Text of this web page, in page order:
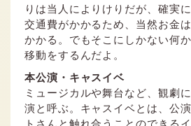
りは当人によりけりだが、確実
交通費がかかるため、当然お金
かかる。でもそこにしかない何
移動をするんだよ。
本公演・キャスイベ
ミュージカルや舞台など、観劇
演と呼ぶ。キャスイベとは、公
トさんと触れ合うことのできる